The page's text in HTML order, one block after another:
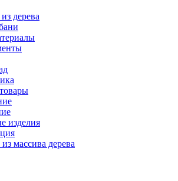
дерева
изделия
массива дерева